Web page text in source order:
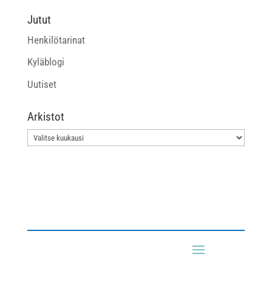
Jutut
Henkilötarinat
Kyläblogi
Uutiset
Arkistot
Arkistot